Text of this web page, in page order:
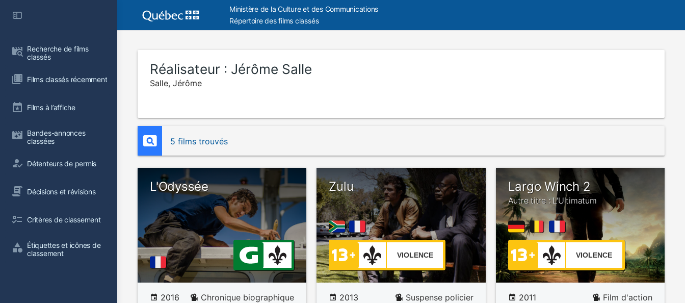
Recherche de films
classés
Films classés récemment
Films à l’affiche
Bandes-annonces
classées
Détenteurs de permis
Décisions et révisions
Critères de classement
Étiquettes et icônes de
classement
Ministère de la Culture et des Communications
Répertoire des films classés
Réalisateur : Jérôme Salle
Salle, Jérôme
5 films trouvés
L'Odyssée
2016 Chronique biographique
Zulu
VIOLENCE
2013 Suspense policier
Largo Winch 2
Autre titre : L'Ultimatum
VIOLENCE
2011 Film d'action